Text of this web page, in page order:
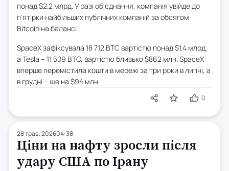
понад $2.2 млрд. У разі об'єднання, компанія увійде до
п'ятірки найбільших публічних компаній за обсягом
Bitcoin на балансі.
SpaceX зафіксувала 18 712 BTC вартістю понад $1.4 млрд,
а Tesla – 11 509 BTC, вартістю близько $862 млн. SpaceX
вперше перемістила кошти в мережі за три роки в липні, а
в грудні – ще на $94 млн.
0
28 трав. 202604:38
Ціни на нафту зросли після
удару США по Ірану